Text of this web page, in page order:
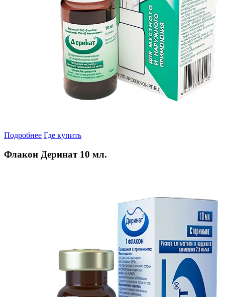
Подробнее Где купить
Флакон Деринат 10 мл.